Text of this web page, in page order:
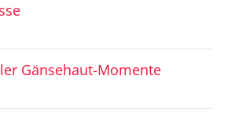
Gänsehaut-Momente